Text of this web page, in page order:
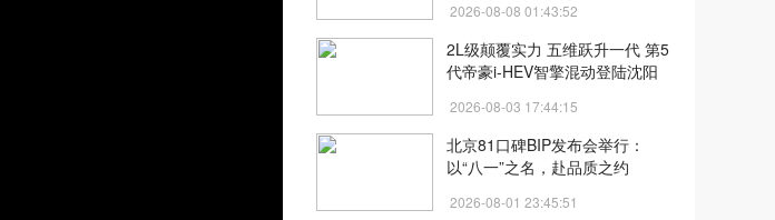
2026-08-08 01:43:52
2L级颠覆实力 五维跃升一代 第5
代帝豪i-HEV智擎混动登陆沈阳
2026-08-03 17:44:15
北京81口碑BIP发布会举行：
以“八一”之名，赴品质之约
2026-08-01 23:45:51